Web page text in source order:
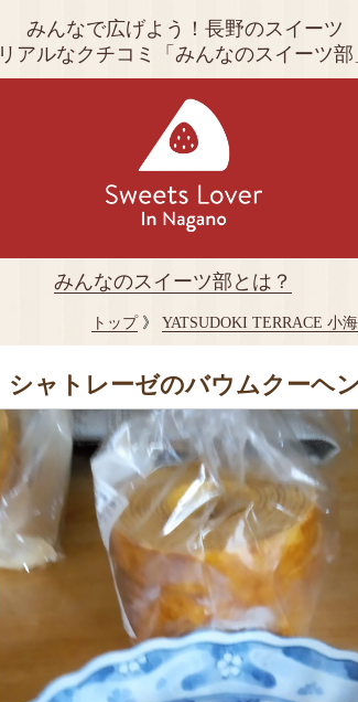
みんなで広げよう！長野のスイーツ
リアルなクチコミ「みんなのスイーツ部
みんなのスイーツ部とは？
トップ》 YATSUDOKI TERRACE 小海
シャトレーゼのバウムクーヘン